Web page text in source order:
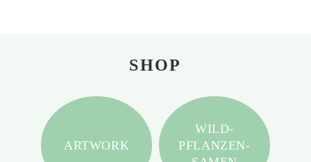
SHOP
ARTWORK
WILD-
PFLANZEN-